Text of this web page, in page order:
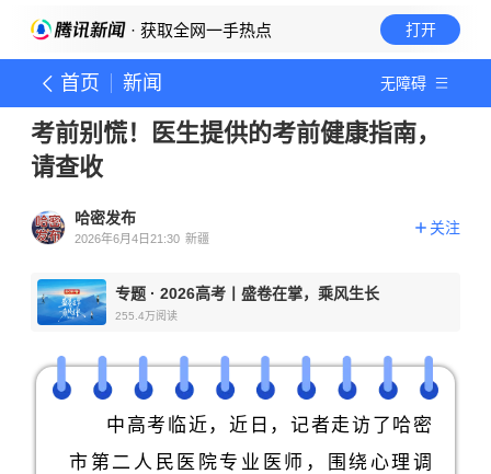
· 获取全网一手热点 打开
首页 新闻 无障碍
考前别慌！医生提供的考前健康指南，
请查收
哈密发布
2026年6月4日21:30 新疆
关注
专题 · 2026高考丨盛卷在掌，乘风生长
255.4万阅读
中高考临近，近日，记者走访了哈密
市第二人民医院专业医师，围绕心理调